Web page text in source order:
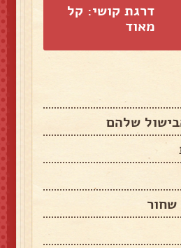
דרגת קושי: קל
מאוד
שלהם